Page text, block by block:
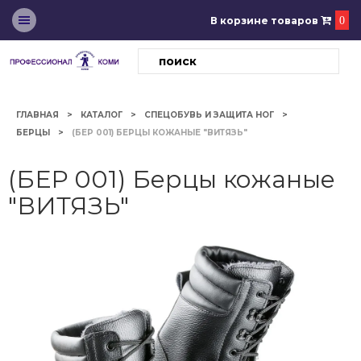
В корзине товаров 0
ГЛАВНАЯ КАТАЛОГ
СПЕЦОБУВЬ И ЗАЩИТА НОГ
БЕРЦЫ
(БЕР 001) БЕРЦЫ КОЖАНЫЕ "ВИТЯЗЬ"
(БЕР 001) Берцы кожаные
"ВИТЯЗЬ"